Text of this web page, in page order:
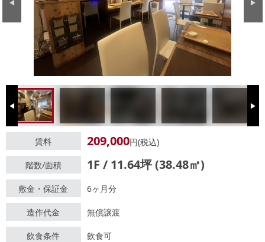
Previous Next
Previous Next
賃料 209,000円(税込)
階数/面積 1F / 11.64坪 (38.48㎡)
敷金・保証金 6ヶ月分
造作代金 無償譲渡
飲食条件 飲食可